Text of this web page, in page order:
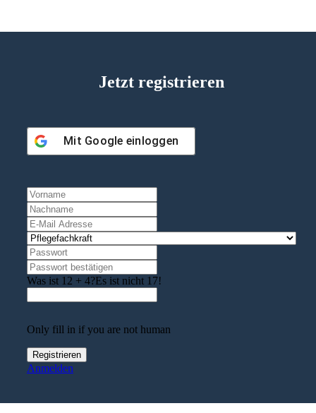
Jetzt registrieren
Mit Google einloggen
Was ist 12 + 4?Es ist nicht 17!
Only fill in if you are not human
Anmelden